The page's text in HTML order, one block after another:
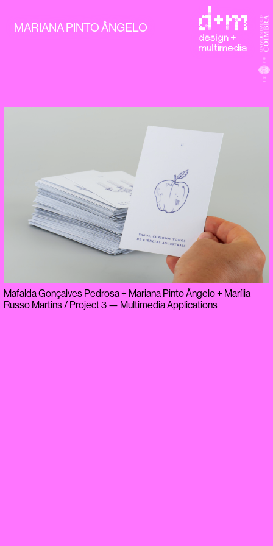
MARIANA PINTO ÂNGELO
Mafalda Gonçalves Pedrosa + Mariana Pinto Ângelo + Marília
Russo Martins / Project 3 — Multimedia Applications